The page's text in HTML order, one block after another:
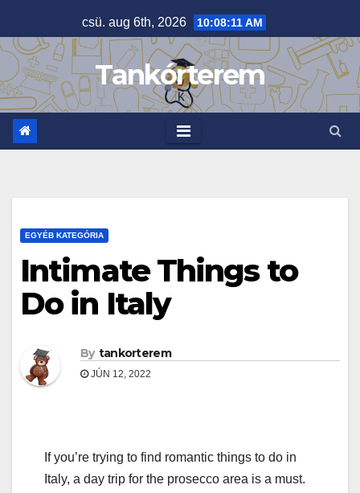
to
content
csü. aug 6th, 2026 10:08:11 AM
Tankórterem
EGYÉB KATEGÓRIA
Intimate Things to
Do in Italy
By tankorterem
JÚN 12, 2022
If you’re trying to find romantic things to do in
Italy, a day trip for the prosecco area is a must.